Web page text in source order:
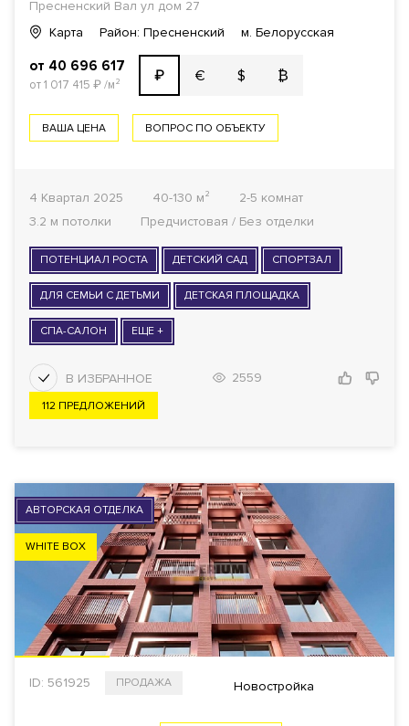
Пресненский Вал ул дом 27
Карта
Район: Пресненский м. Белорусская
от 40 696 617
от 1 017 415 ₽/м² ₽ € $ ₿
ВАША ЦЕНА ВОПРОС ПО ОБЪЕКТУ
4 Квартал 2025 40-130 м²
2-5 комнат
3.2 м потолки
Предчистовая / Без отделки
ПОТЕНЦИАЛ РОСТА ДЕТСКИЙ САД СПОРТЗАЛ
ДЛЯ СЕМЬИ С ДЕТЬМИ ДЕТСКАЯ ПЛОЩАДКА
СПА-САЛОН ЕЩЕ +
2559
112 ПРЕДЛОЖЕНИЙ
АВТОРСКАЯ ОТДЕЛКА
WHITE BOX
ID: 561925 ПРОДАЖА Новостройка